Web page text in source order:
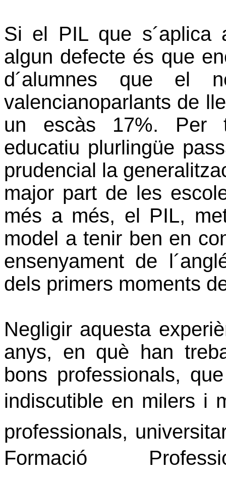
Si el PIL que s´aplica
algun defecte és que
d´alumnes que el
valencianoparlants de
un escàs 17%. Per
educatiu plurlingüe
prudencial la
major part de les
més a més, el PIL,
model a tenir ben en
ensenyament de
dels primers moments
Negligir aquesta
anys, en què han
bons professionals,
indiscutible en milers i
professionals,
Formació